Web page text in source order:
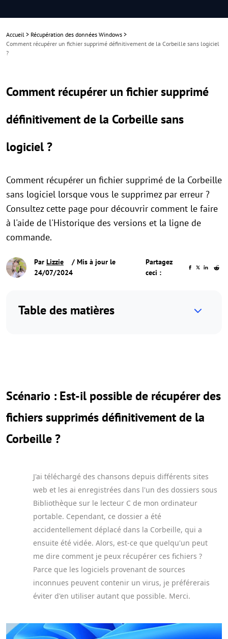
Accueil > Récupération des données Windows >
Comment récupérer un fichier supprimé définitivement de la Corbeille sans logiciel
?
Comment récupérer un fichier supprimé
définitivement de la Corbeille sans
logiciel ?
Comment récupérer un fichier supprimé de la Corbeille
sans logiciel lorsque vous le supprimez par erreur ?
Consultez cette page pour découvrir comment le faire
à l'aide de l'Historique des versions et la ligne de
commande.
Par Lizzie
/ Mis à jour le
24/07/2024
Partagez
ceci :
Table des matières
Scénario : Est-il possible de récupérer des
fichiers supprimés définitivement de la
Corbeille ?
J'ai téléchargé des chansons depuis différents sites
web et les ai enregistrées dans l'un des dossiers sous
Bibliothèque sur le lecteur C de mon ordinateur
portable. Cependant, ce dossier a été
accidentellement déplacé dans la Corbeille, qui a
ensuite été vidée. Alors, est-ce que quelqu'un peut
me dire comment je peux récupérer ces fichiers ?
Parce que les logiciels provenant de sources
inconnues peuvent contenir un virus, je préférerais
éviter d'en utiliser autant que possible. Merci.